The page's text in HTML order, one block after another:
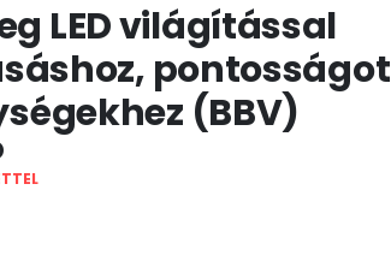
LED világítással
pontosságot
(BBV)